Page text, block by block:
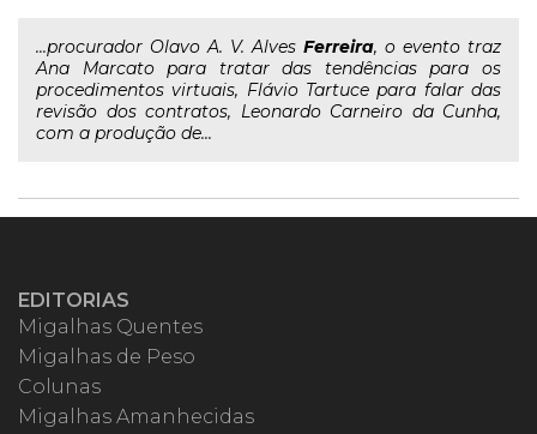
...procurador Olavo A. V. Alves Ferreira, o evento traz
Ana Marcato para tratar das tendências para os
procedimentos virtuais, Flávio Tartuce para falar das
revisão dos contratos, Leonardo Carneiro da Cunha,
com a produção de...
EDITORIAS
Migalhas Quentes
Migalhas de Peso
Colunas
Migalhas Amanhecidas